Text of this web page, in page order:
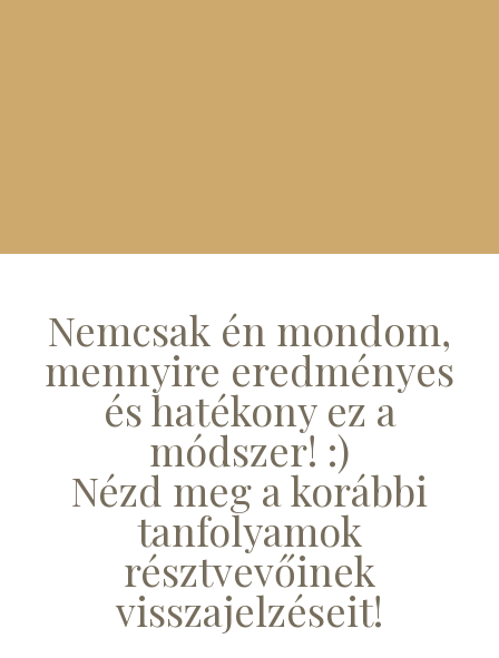
Nemcsak én mondom,
mennyire eredményes
és hatékony ez a
módszer! :)
Nézd meg a korábbi
tanfolyamok
résztvevőinek
visszajelzéseit!